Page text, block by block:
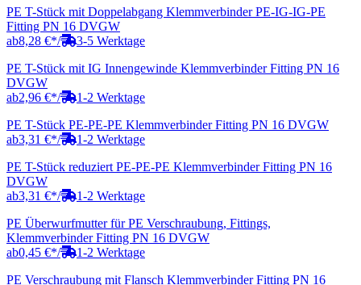
PE T-Stück mit Doppelabgang Klemmverbinder PE-IG-IG-PE
Fitting PN 16 DVGW
ab8,28 €*/
3-5 Werktage
PE T-Stück mit IG Innengewinde Klemmverbinder Fitting PN 16
DVGW
ab2,96 €*/
1-2 Werktage
PE T-Stück PE-PE-PE Klemmverbinder Fitting PN 16 DVGW
ab3,31 €*/
1-2 Werktage
PE T-Stück reduziert PE-PE-PE Klemmverbinder Fitting PN 16
DVGW
ab3,31 €*/
1-2 Werktage
PE Überwurfmutter für PE Verschraubung, Fittings,
Klemmverbinder Fitting PN 16 DVGW
ab0,45 €*/
1-2 Werktage
PE Verschraubung mit Flansch Klemmverbinder Fitting PN 16